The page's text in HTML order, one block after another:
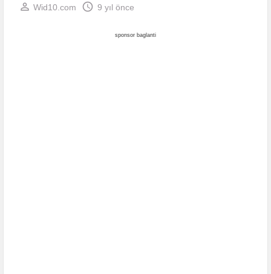
perm_identity Wid10.com schedule 9 yıl önce
sponsor baglanti